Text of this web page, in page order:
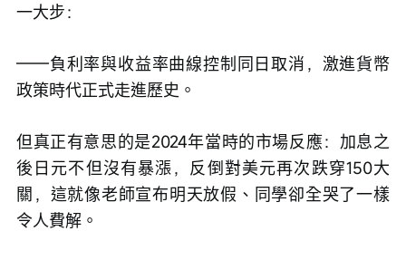
一大步：
——負利率與收益率曲線控制同日取消，激進貨幣
政策時代正式走進歷史。
但真正有意思的是2024年當時的市場反應：加息之
後日元不但沒有暴漲，反倒對美元再次跌穿150大
關，這就像老師宣布明天放假、同學卻全哭了一樣
令人費解。